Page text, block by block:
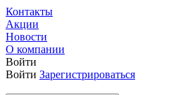
Контакты
Акции
Новости
О компании
Войти
Войти Зарегистрироваться